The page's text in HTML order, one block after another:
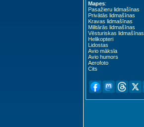
Mapes:
Pasažieru lidmašīnas
Privātās lidmašīnas
Kravas lidmašīnas
Militārās lidmašīnas
Vēsturiskas lidmašīnas
Helikopteri
Lidostas
Avio māksla
Avio humors
Aerofoto
Cits